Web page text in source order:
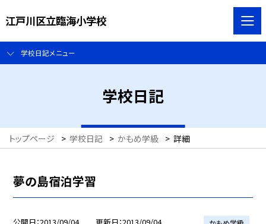
江戸川区立臨海小学校
学校日記メニュー
学校日記
トップページ > 学校日記 > かもめ学級 > 詳細
夢の島宿泊学習
公開日 2013/09/04 更新日 2013/09/04